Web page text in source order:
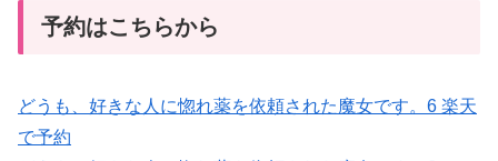
予約はこちらから
どうも、好きな人に惚れ薬を依頼された魔女です。6 楽天
で予約